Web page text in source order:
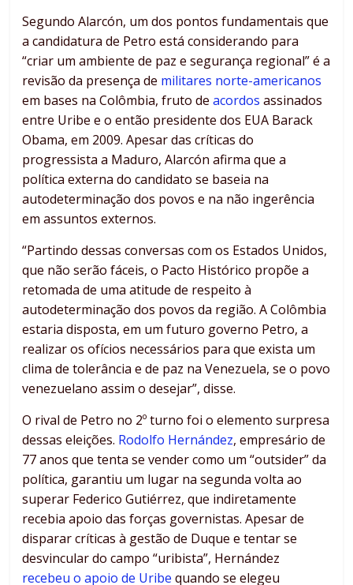
Segundo Alarcón, um dos pontos fundamentais que
a candidatura de Petro está considerando para
“criar um ambiente de paz e segurança regional” é a
revisão da presença de militares norte-americanos
em bases na Colômbia, fruto deacordos assinados
entre Uribe e o então presidente dos EUA Barack
Obama, em 2009. Apesar das críticas do
progressista a Maduro, Alarcón afirma que a
política externa do candidato se baseia na
autodeterminação dos povos e na não ingerência
em assuntos externos.
“Partindo dessas conversas com os Estados Unidos,
que não serão fáceis, o Pacto Histórico propõe a
retomada de uma atitude de respeito à
autodeterminação dos povos da região. A Colômbia
estaria disposta, em um futuro governo Petro, a
realizar os ofícios necessários para que exista um
clima de tolerância e de paz na Venezuela, se o povo
venezuelano assim o desejar”, disse.
O rival de Petro no 2º turno foi o elemento surpresa
dessas eleições. Rodolfo Hernández, empresário de
77 anos que tenta se vender como um “outsider” da
política, garantiu um lugar na segunda volta ao
superar Federico Gutiérrez, que indiretamente
recebia apoio das forças governistas. Apesar de
disparar críticas à gestão de Duque e tentar se
desvincular do campo “uribista”, Hernández
recebeu o apoio de Uribe quando se elegeu